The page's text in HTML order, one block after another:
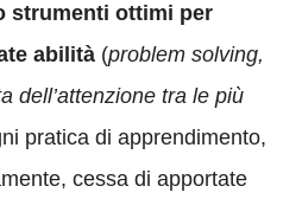
strumenti ottimi per
abilità (problem solving,
dell’attenzione tra le più
pratica di apprendimento,
cessa di apportate